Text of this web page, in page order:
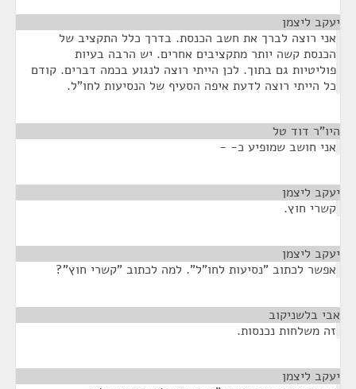
יעקב ליצמן
אני רוצה לברך את חשב הכנסת. בדרך כלל התקציב של
הכנסת קשה יותר מתקציבים אחרים. יש הרבה בעיות
פוליטיות גם בתוך. לכן הייתי רוצה לנגוע בכמה דברים. קודם
כל הייתי רוצה לדעת איפה הסעיף של הנסיעות לחו"ל.
היו”ר דוד טל
אני חושב שמופיע כ- -
יעקב ליצמן
קשרי חוץ.
יעקב ליצמן
אפשר לכתוב "נסיעות לחו"ל". למה לכתוב "קשרי חוץ"?
אבי בלשניקוב
זה משלחות נכנסות.
יעקב ליצמן